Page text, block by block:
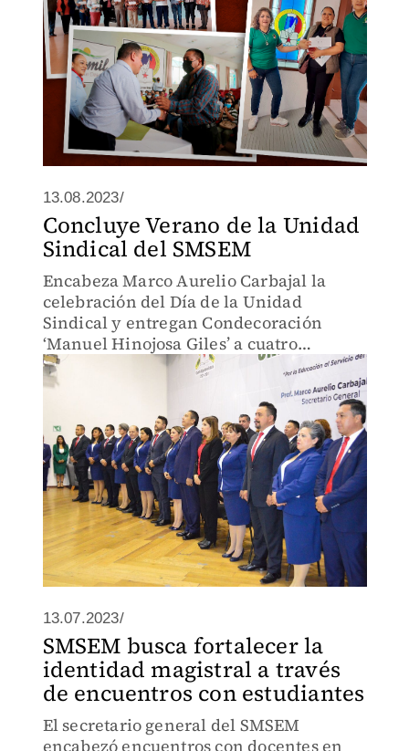
13.08.2023/
Concluye Verano de la Unidad
Sindical del SMSEM
Encabeza Marco Aurelio Carbajal la
celebración del Día de la Unidad
Sindical y entregan Condecoración
‘Manuel Hinojosa Giles’ a cuatro
profesores mexiquenses
13.07.2023/
SMSEM busca fortalecer la
identidad magistral a través
de encuentros con estudiantes
El secretario general del SMSEM
encabezó encuentros con docentes en